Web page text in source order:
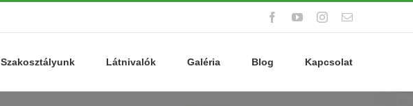
FacebookYouTubeInstagramEmail:
Szakosztályunk Látnivalók Galéria Blog Kapcsolat